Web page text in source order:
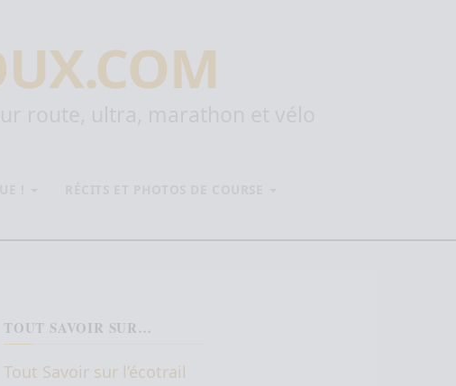
TOUT SAVOIR SUR…
Tout Savoir sur l’écotrail